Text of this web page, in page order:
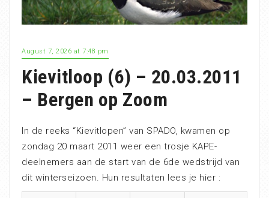
August 7, 2026 at 7:48 pm
Kievitloop (6) – 20.03.2011
– Bergen op Zoom
In de reeks “Kievitlopen” van SPADO, kwamen op
zondag 20 maart 2011 weer een trosje KAPE-
deelnemers aan de start van de 6de wedstrijd van
dit winterseizoen. Hun resultaten lees je hier :